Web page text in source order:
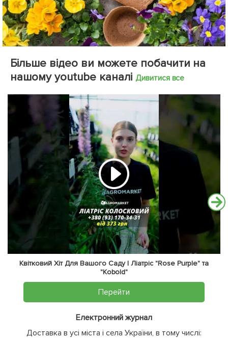
Більше відео ви можете побачити на
нашому youtube каналі Дивитися все
Квітковий Хіт Для Вашого Саду | Ліатріс "Rose Purple" та
"Kobold"
Перейти
Електронний журнал
Доставка в усі міста і села України, в тому числі: